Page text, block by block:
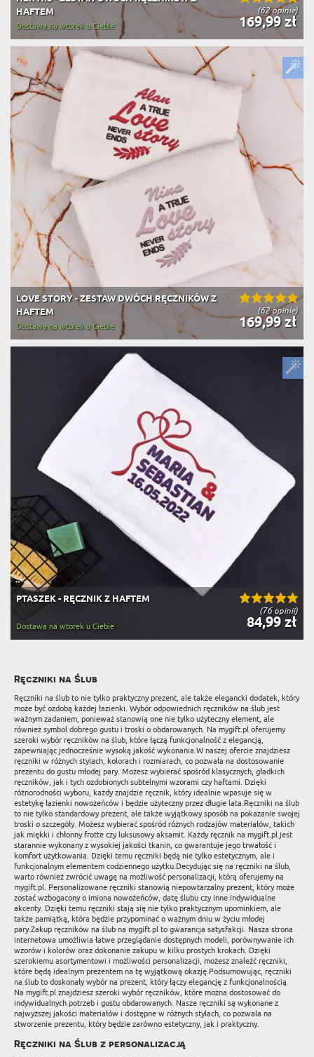
(62 opinie)
HAFTEM
169,99 zł
Dostawa na wtorek u Ciebie
(62 opinie)
LOVE STORY - ZESTAW DWÓCH RĘCZNIKÓW Z
HAFTEM
169,99 zł
Dostawa na wtorek u Ciebie
(76 opinii)
PTASZEK - RĘCZNIK Z HAFTEM
84,99 zł
Dostawa na wtorek u Ciebie
Ręczniki na Ślub
Ręczniki na ślub to nie tylko praktyczny prezent, ale także elegancki dodatek, który
może być ozdobą każdej łazienki. Wybór odpowiednich ręczników na ślub jest
ważnym zadaniem, ponieważ stanowią one nie tylko użyteczny element, ale
również symbol dobrego gustu i troski o obdarowanych. Na mygift.pl oferujemy
szeroki wybór ręczników na ślub, które łączą funkcjonalność z elegancją,
zapewniając jednocześnie wysoką jakość wykonania.W naszej ofercie znajdziesz
ręczniki w różnych stylach, kolorach i rozmiarach, co pozwala na dostosowanie
prezentu do gustu młodej pary. Możesz wybierać spośród klasycznych, gładkich
ręczników, jak i tych ozdobionych subtelnymi wzorami czy haftami. Dzięki
różnorodności wyboru, każdy znajdzie ręcznik, który idealnie wpasuje się w
estetykę łazienki nowożeńców i będzie użyteczny przez długie lata.Ręczniki na ślub
to nie tylko standardowy prezent, ale także wyjątkowy sposób na pokazanie swojej
troski o szczegóły. Możesz wybierać spośród różnych rodzajów materiałów, takich
jak miękki i chłonny frotte czy luksusowy aksamit. Każdy ręcznik na mygift.pl jest
starannie wykonany z wysokiej jakości tkanin, co gwarantuje jego trwałość i
komfort użytkowania. Dzięki temu ręczniki będą nie tylko estetycznym, ale i
funkcjonalnym elementem codziennego użytku.Decydując się na ręczniki na ślub,
warto również zwrócić uwagę na możliwość personalizacji, którą oferujemy na
mygift.pl. Personalizowane ręczniki stanowią niepowtarzalny prezent, który może
zostać wzbogacony o imiona nowożeńców, datę ślubu czy inne indywidualne
akcenty. Dzięki temu ręczniki stają się nie tylko praktycznym upominkiem, ale
także pamiątką, która będzie przypominać o ważnym dniu w życiu młodej
pary.Zakup ręczników na ślub na mygift.pl to gwarancja satysfakcji. Nasza strona
internetowa umożliwia łatwe przeglądanie dostępnych modeli, porównywanie ich
wzorów i kolorów oraz dokonanie zakupu w kilku prostych krokach. Dzięki
szerokiemu asortymentowi i możliwości personalizacji, możesz znaleźć ręczniki,
które będą idealnym prezentem na tę wyjątkową okazję.Podsumowując, ręczniki
na ślub to doskonały wybór na prezent, który łączy elegancję z funkcjonalnością.
Na mygift.pl znajdziesz szeroki wybór ręczników, które można dostosować do
indywidualnych potrzeb i gustu obdarowanych. Nasze ręczniki są wykonane z
najwyższej jakości materiałów i dostępne w różnych stylach, co pozwala na
stworzenie prezentu, który będzie zarówno estetyczny, jak i praktyczny.
Ręczniki na Ślub z personalizacją